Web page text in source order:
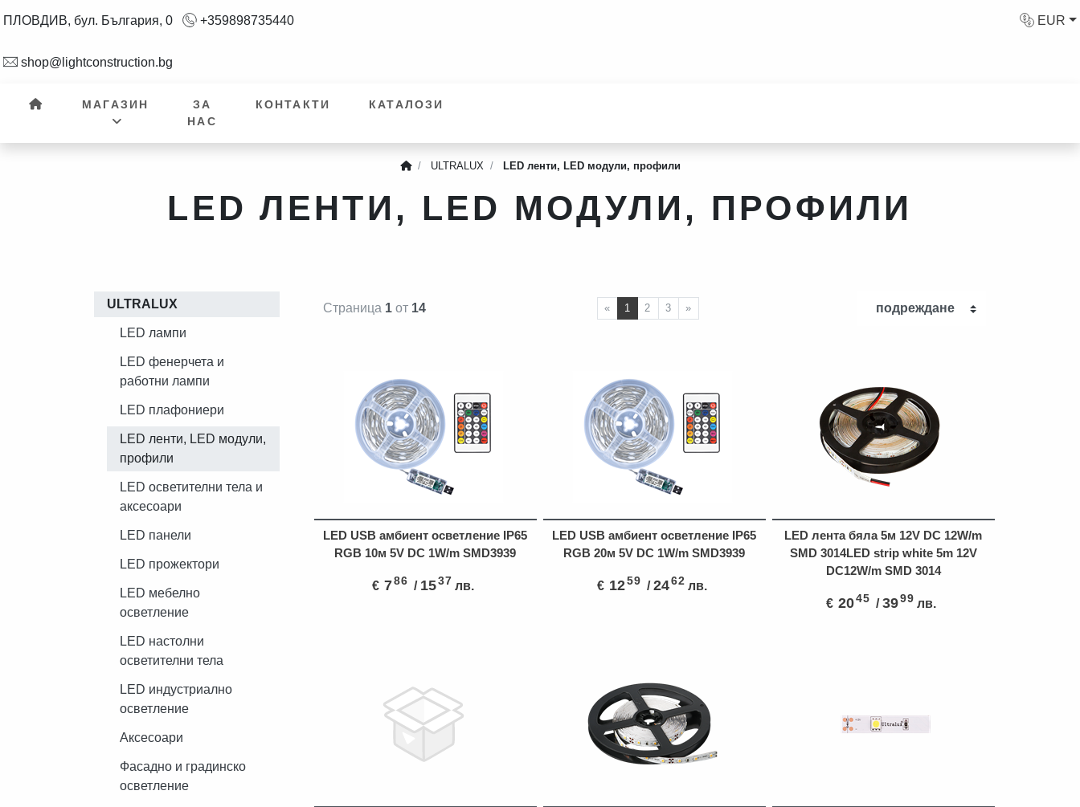
ПЛОВДИВ, бул. България, 0 +359898735440
shop@lightconstruction.bg
EUR
МАГАЗИН
ЗА
НАС
КОНТАКТИ КАТАЛОЗИ
ULTRALUX LED ленти, LED модули, профили
LED ЛЕНТИ, LED МОДУЛИ, ПРОФИЛИ
ULTRALUX
LED лампи
LED фенерчета и
работни лампи
LED плафониери
LED ленти, LED модули,
профили
LED осветителни тела и
аксесоари
LED панели
LED прожектори
LED мебелно
осветление
LED настолни
осветителни тела
LED индустриално
осветление
Аксесоари
Фасадно и градинско
осветление
Страница 1 от 14 « ПРЕДИШНА СТЪПКА
1 2 3 » подреждане
LED USB амбиент осветление IP65
RGB 10м 5V DC 1W/m SMD3939
€ 786 / 1537 лв.
LED USB амбиент осветление IP65
RGB 20м 5V DC 1W/m SMD3939
€ 1259 /2462 лв.
LED лента бяла 5м 12V DC 12W/m
SMD 3014LED strip white 5m 12V
DC12W/m SMD 3014
€ 2045 /3999 лв.